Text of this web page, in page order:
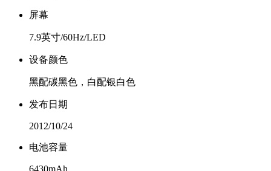
屏幕
7.9英寸/60Hz/LED
设备颜色
黑配碳黑色，白配银白色
发布日期
2012/10/24
电池容量
6430mAh